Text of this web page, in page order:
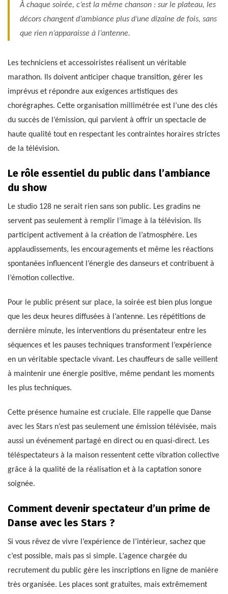
À chaque soirée, c’est la même chanson : sur le plateau, les
décors changent d’ambiance plus d’une dizaine de fois, sans
que rien n’apparaisse à l’antenne.
Les techniciens et accessoiristes réalisent un véritable
marathon. Ils doivent anticiper chaque transition, gérer les
imprévus et répondre aux exigences artistiques des
chorégraphes. Cette organisation millimétrée est l’une des clés
du succès de l’émission, qui parvient à offrir un spectacle de
haute qualité tout en respectant les contraintes horaires strictes
de la télévision.
Le rôle essentiel du public dans l’ambiance
du show
Le studio 128 ne serait rien sans son public. Les gradins ne
servent pas seulement à remplir l’image à la télévision. Ils
participent activement à la création de l’atmosphère. Les
applaudissements, les encouragements et même les réactions
spontanées influencent l’énergie des danseurs et contribuent à
l’émotion collective.
Pour le public présent sur place, la soirée est bien plus longue
que les deux heures diffusées à l’antenne. Les répétitions de
dernière minute, les interventions du présentateur entre les
séquences et les pauses techniques transforment l’expérience
en un véritable spectacle vivant. Les chauffeurs de salle veillent
à maintenir une énergie positive, même pendant les moments
les plus techniques.
Cette présence humaine est cruciale. Elle rappelle que Danse
avec les Stars n’est pas seulement une émission télévisée, mais
aussi un événement partagé en direct ou en quasi-direct. Les
téléspectateurs à la maison ressentent cette vibration collective
grâce à la qualité de la réalisation et à la captation sonore
soignée.
Comment devenir spectateur d’un prime de
Danse avec les Stars ?
Si vous rêvez de vivre l’expérience de l’intérieur, sachez que
c’est possible, mais pas si simple. L’agence chargée du
recrutement du public gère les inscriptions en ligne de manière
très organisée. Les places sont gratuites, mais extrêmement